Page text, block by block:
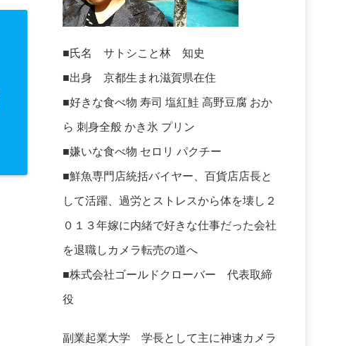
■氏名 サトシこと林 知史
■出身 京都生まれ滋賀県在住
■好きな食べ物 寿司 塩紅鮭 高野豆腐 おか
ら 刺身全般 かき氷 プリン
■嫌いな食べ物 セロリ パクチー
■鮮魚専門店統括バイヤー、百貨店店長と
して活躍、過労とストレスから体を壊し２
０１３年嫁に内緒で好きな仕事だった会社
を退職しカメラ転売の道へ
■株式会社ゴールドクローバー 代表取締
役
副業起業大学 学長として主に神速カメラ